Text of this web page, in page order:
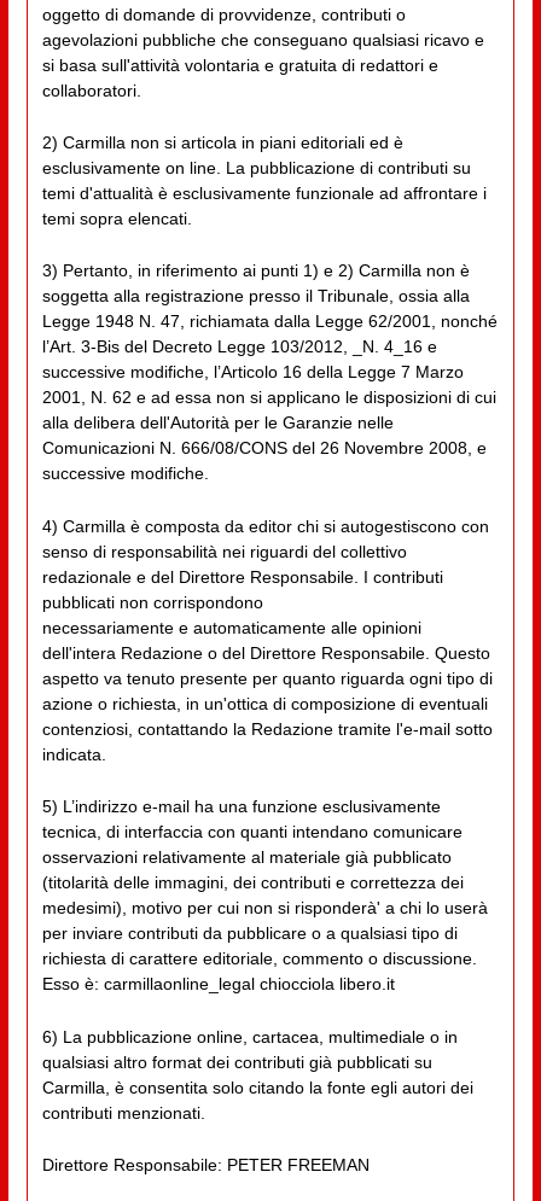
oggetto di domande di provvidenze, contributi o
agevolazioni pubbliche che conseguano qualsiasi ricavo e
si basa sull'attività volontaria e gratuita di redattori e
collaboratori.
2) Carmilla non si articola in piani editoriali ed è
esclusivamente on line. La pubblicazione di contributi su
temi d'attualità è esclusivamente funzionale ad affrontare i
temi sopra elencati.
3) Pertanto, in riferimento ai punti 1) e 2) Carmilla non è
soggetta alla registrazione presso il Tribunale, ossia alla
Legge 1948 N. 47, richiamata dalla Legge 62/2001, nonché
l’Art. 3-Bis del Decreto Legge 103/2012, _N. 4_16 e
successive modifiche, l’Articolo 16 della Legge 7 Marzo
2001, N. 62 e ad essa non si applicano le disposizioni di cui
alla delibera dell'Autorità per le Garanzie nelle
Comunicazioni N. 666/08/CONS del 26 Novembre 2008, e
successive modifiche.
4) Carmilla è composta da editor chi si autogestiscono con
senso di responsabilità nei riguardi del collettivo
redazionale e del Direttore Responsabile. I contributi
pubblicati non corrispondono
necessariamente e automaticamente alle opinioni
dell'intera Redazione o del Direttore Responsabile. Questo
aspetto va tenuto presente per quanto riguarda ogni tipo di
azione o richiesta, in un'ottica di composizione di eventuali
contenziosi, contattando la Redazione tramite l'e-mail sotto
indicata.
5) L’indirizzo e-mail ha una funzione esclusivamente
tecnica, di interfaccia con quanti intendano comunicare
osservazioni relativamente al materiale già pubblicato
(titolarità delle immagini, dei contributi e correttezza dei
medesimi), motivo per cui non si risponderà' a chi lo userà
per inviare contributi da pubblicare o a qualsiasi tipo di
richiesta di carattere editoriale, commento o discussione.
Esso è: carmillaonline_legal chiocciola libero.it
6) La pubblicazione online, cartacea, multimediale o in
qualsiasi altro format dei contributi già pubblicati su
Carmilla, è consentita solo citando la fonte egli autori dei
contributi menzionati.
Direttore Responsabile: PETER FREEMAN